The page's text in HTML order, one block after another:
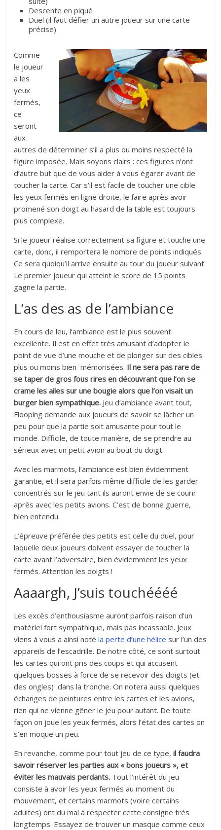
Descente en piqué
Duel (il faut défier un autre joueur sur une carte
précise)
Comme
le joueur
a les
yeux
fermés,
ce
seront
aux
autres de déterminer s’il a plus ou moins respecté la
figure imposée. Mais soyons clairs : ces figures n’ont
d’autre but que de vous aider à vous égarer avant de
toucher la carte. Car s’il est facile de toucher une cible
les yeux fermés en ligne droite, le faire après avoir
promené son doigt au hasard de la table est toujours
plus complexe.
Si le joueur réalise correctement sa figure et touche une
carte, donc, il remportera le nombre de points indiqués.
Ce sera quoiqu’il arrive ensuite au tour du joueur suivant.
Le premier joueur qui atteint le score de 15 points
gagne la partie.
L’as des as de l’ambiance
En cours de leu, l’ambiance est le plus souvent
excellente. Il est en effet très amusant d’adopter le
point de vue d’une mouche et de plonger sur des cibles
plus ou moins bien mémorisées. Il ne sera pas rare de
se taper de gros fous rires en découvrant que l’on se
crame les ailes sur une bougie alors que l’on visait un
burger bien sympathique. Jeu d’ambiance avant tout,
Flooping demande aux joueurs de savoir se lâcher un
peu pour que la partie soit amusante pour tout le
monde. Difficile, de toute manière, de se prendre au
sérieux avec un petit avion au bout du doigt.
Avec les marmots, l’ambiance est bien évidemment
garantie, et il sera parfois même difficile de les garder
concentrés sur le jeu tant ils auront envie de se courir
après avec les petits avions. C’est de bonne guerre,
bien entendu.
L’épreuve préférée des petits est celle du duel, pour
laquelle deux joueurs doivent essayer de toucher la
carte avant l’adversaire, bien évidemment les yeux
fermés. Attention les doigts !
Aaaargh, J’suis touchéééé
Les excès d’enthousiasme auront parfois raison d’un
matériel fort sympathique, mais pas incassable. Jeux
viens à vous a ainsi notéla perte d’une hélice sur l’un des
appareils de l’escadrille. De notre côté, ce sont surtout
les cartes qui ont pris des coups et qui accusent
quelques bosses à force de se recevoir des doigts (et
des ongles) dans la tronche. On notera aussi quelques
échanges de peintures entre les cartes et les avions,
rien qui ne vienne gêner le jeu pour autant. De toute
façon on joue les yeux fermés, alors l’état des cartes on
s’en moque un peu.
En revanche, comme pour tout jeu de ce type, il faudra
savoir réserver les parties aux « bons joueurs », et
éviter les mauvais perdants. Tout l’intérêt du jeu
consiste à avoir les yeux fermés au moment du
mouvement, et certains marmots (voire certains
adultes) ont du mal à respecter cette consigne très
longtemps. Essayez de trouver un masque comme ceux